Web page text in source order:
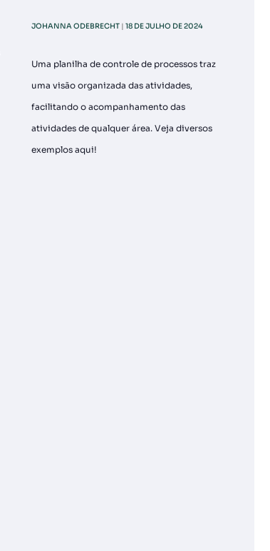
JOHANNA ODEBRECHT 18 DE JULHO DE 2024
Uma planilha de controle de processos traz
uma visão organizada das atividades,
facilitando o acompanhamento das
atividades de qualquer área. Veja diversos
exemplos aqui!